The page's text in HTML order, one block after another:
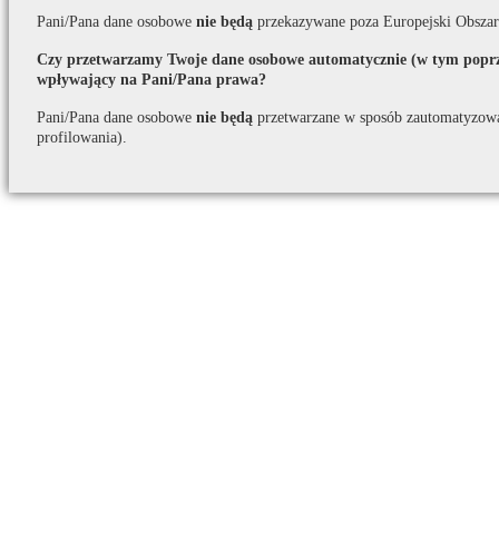
Pani/Pana dane osobowe nie będą przekazywane poza Europejski
Czy przetwarzamy Twoje dane osobowe automatycznie (w tym
wpływający na Pani/Pana prawa?
Pani/Pana dane osobowe nie będą przetwarzane w sposób
profilowania).